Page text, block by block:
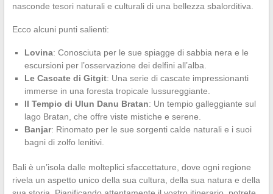
nasconde tesori naturali e culturali di una bellezza sbalorditiva.
Ecco alcuni punti salienti:
Lovina: Conosciuta per le sue spiagge di sabbia nera e le
escursioni per l’osservazione dei delfini all’alba.
Le Cascate di Gitgit: Una serie di cascate impressionanti
immerse in una foresta tropicale lussureggiante.
Il Tempio di Ulun Danu Bratan: Un tempio galleggiante sul
lago Bratan, che offre viste mistiche e serene.
Banjar: Rinomato per le sue sorgenti calde naturali e i suoi
bagni di zolfo lenitivi.
Bali è un’isola dalle molteplici sfaccettature, dove ogni regione
rivela un aspetto unico della sua cultura, della sua natura e della